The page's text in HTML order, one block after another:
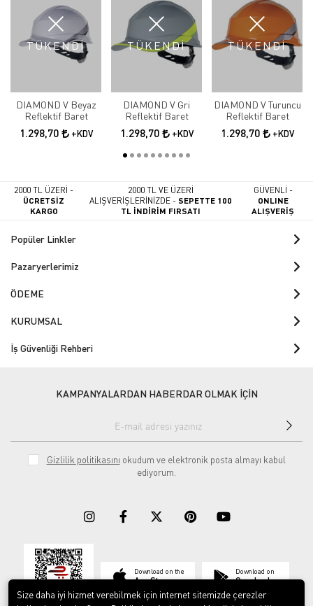
TÜKENDİ
DIAMOND V Beyaz
Reflektif Baret
1.298,70 +KDV
TÜKENDİ
DIAMOND V Gri
Reflektif Baret
1.298,70 +KDV
TÜKENDİ
DIAMOND V Turuncu
Reflektif Baret
1.298,70 +KDV
2000 TL ÜZERİ -
ÜCRETSİZ
KARGO
2000 TL VE ÜZERİ
ALIŞVERİŞLERİNİZDE -SEPETTE 100
TL İNDİRİM FIRSATI
GÜVENLİ -
ONLINE
ALIŞVERİŞ
Popüler Linkler
Pazaryerlerimiz
ÖDEME
KURUMSAL
İş Güvenliği Rehberi
KAMPANYALARDAN HABERDAR OLMAK İÇİN
Gizlilik politikasını okudum ve elektronik posta almayı kabul
ediyorum.
Download on the
App Store
Download on
Google play
Size daha iyi hizmet verebilmek için internet sitemizde çerezler